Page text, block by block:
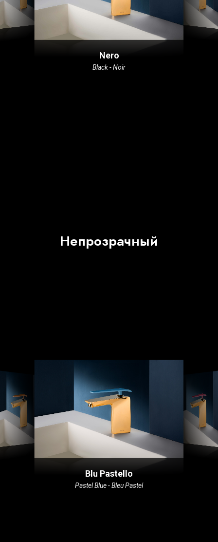
Nero
Black - Noir
Непрозрачный
Blu Pastello
Pastel Blue - Bleu Pastel